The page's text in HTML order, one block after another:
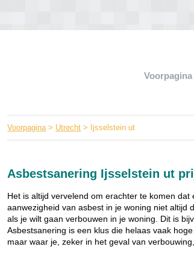
Voorpagina
Voorpagina> Utrecht > Ijsselstein ut
Asbestsanering Ijsselstein ut
Het is altijd vervelend om erachter te komen
aanwezigheid van asbest in je woning niet altijd
als je wilt gaan verbouwen in je woning. Dit is
Asbestsanering is een klus die helaas vaak
maar waar je, zeker in het geval van